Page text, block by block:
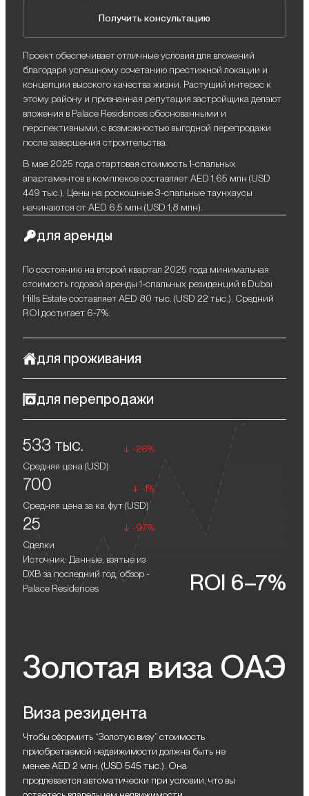
Получить консультацию
533 тыс.
-26%
Средняя цена (USD)
700
-1%
Средняя цена за кв. фут (USD)
25
-97%
Сделки
Источник: Данные, взятые из
DXB за последний год, обзор -
Palace Residences
ROI 6–7%
Проект обеспечивает отличные условия для вложений
благодаря успешному сочетанию престижной локации и
концепции высокого качества жизни. Растущий интерес к
этому району и признанная репутация застройщика делают
вложения в Palace Residences обоснованными и
перспективными, с возможностью выгодной перепродажи
после завершения строительства.
В мае 2025 года стартовая стоимость 1-спальных
апартаментов в комплексе составляет AED 1,65 млн (USD
449 тыс.). Цены на роскошные 3-спальные таунхаусы
начинаются от AED 6,5 млн (USD 1,8 млн).
для аренды
По состоянию на второй квартал 2025 года минимальная
стоимость годовой аренды 1-спальных резиденций в Dubai
Hills Estate составляет AED 80 тыс. (USD 22 тыс.). Средний
ROI достигает 6-7%.
для проживания
а продуманное пространство, созданное для того, чтобы
функциональностью. Этот проект органично вписывается в
природный ландшафт района, предлагая жителям
уникальное сочетание уединенности и спокойствия в
окружении зеленых просторов, а также доступ к передовым
технологиям и городской инфраструктуре. Здесь можно
наслаждаться утренними пробежками вдоль живописных
озер, вечерними прогулками по парку, а также
тренироваться в современном фитнес-центре или отдыхать в
спа-зоне.
для перепродажи
После завершения проекта перепродажа недвижимости
позволит владельцам получить солидную прибыль в размере
Золотая виза ОАЭ
Виза резидента
Чтобы оформить “Золотую визу” стоимость
приобретаемой недвижимости должна быть не
менее AED 2 млн. (USD 545 тыс.). Она
продлевается автоматически при условии, что вы